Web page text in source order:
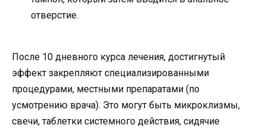
отверстие.
После 10 дневного курса лечения, достигнутый
эффект закрепляют специализированными
процедурами, местными препаратами (по
усмотрению врача). Это могут быть микроклизмы,
свечи, таблетки системного действия, сидячие